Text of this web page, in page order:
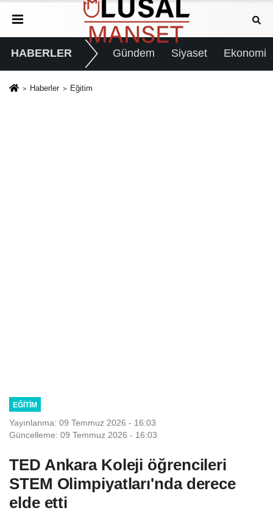
HABERLER Gündem Siyaset Ekonomi
Haberler Eğitim
EĞITIM
Yayınlanma: 09 Temmuz 2026 - 16:03
Güncelleme: 09 Temmuz 2026 - 16:03
TED Ankara Koleji öğrencileri
STEM Olimpiyatları'nda derece
elde etti